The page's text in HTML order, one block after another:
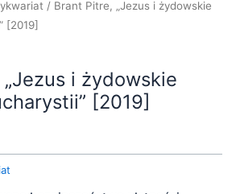
/ Brant Pitre, „Jezus i żydowskie
[2019]
i żydowskie
[2019]